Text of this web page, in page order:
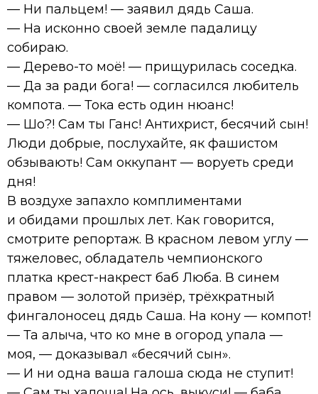
— Ни пальцем! — заявил дядь Саша.
— На исконно своей земле падалицу
собираю.
— Дерево-то моё! — прищурилась соседка.
— Да за ради бога! — согласился любитель
компота. — Тока есть один нюанс!
— Шо?! Сам ты Ганс! Антихрист, бесячий сын!
Люди добрые, послухайте, як фашистом
обзывають! Сам оккупант — воруеть среди
дня!
В воздухе запахло комплиментами
и обидами прошлых лет. Как говорится,
смотрите репортаж. В красном левом углу —
тяжеловес, обладатель чемпионского
платка крест-накрест баб Люба. В синем
правом — золотой призёр, трёхкратный
фингалоносец дядь Саша. На кону — компот!
— Та алыча, что ко мне в огород упала —
моя, — доказывал «бесячий сын».
— И ни одна ваша галоша сюда не ступит!